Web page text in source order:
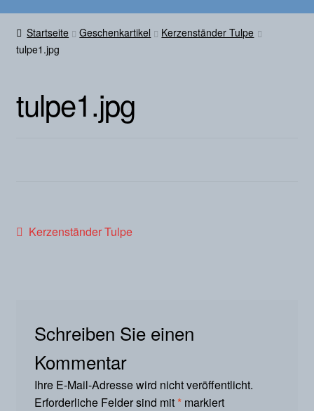
Startseite
Shop
Startseite Geschenkartikel
Kerzenständer Tulpe
tulpe1.jpg
tulpe1.jpg
Beitragsnavigation
Vorheriger
Kerzenständer Tulpe
Schreiben Sie einen
Kommentar
Ihre E-Mail-Adresse wird nicht veröffentlicht.
Erforderliche Felder sind mit *markiert